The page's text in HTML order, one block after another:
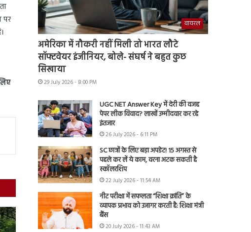
पर
वायरल
अमेरिका में नौकरी नहीं मिली तो भारत लौटे
सॉफ्टवेयर इंजीनियर, बोले- संघर्ष ने बहुत कुछ
सिखाया
29 July 2026 - 8:00 PM
UGC NET Answer Key में देरी की वजह
पेपर लीक विवाद? लाखों उम्मीदवार कर रहे
इंतजार
26 July 2026 - 6:11 PM
SC छात्रों के लिए बड़ा अपडेट! 15 अगस्त से
पहले कर लें ये काम, वरना अटक सकती है
स्कॉलरशिप
22 July 2026 - 11:54 AM
नीट परीक्षा में सफलता “शिक्षा क्रांति” के
व्यापक प्रभाव को उजागर करती है: शिक्षा मंत्री
बैंस
20 July 2026 - 11:43 AM